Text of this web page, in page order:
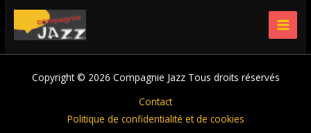
Aller
contenu
Pédagogie
Copyright © 2026 Compagnie Jazz Tous droits réservés
Contact
Politique de confidentialité et de cookies